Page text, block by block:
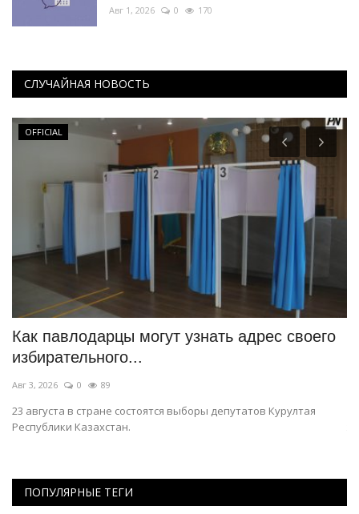
Авг 1, 2026 0 170
СЛУЧАЙНАЯ НОВОСТЬ
Чек-лист
Чек-лист: как павлодарцы могут усыновить
или удочерить...
Июль 17, 2026 0
Усыновление ребенка – один из самых ответственных шагов в
жизни семьи.
ПОПУЛЯРНЫЕ ТЕГИ